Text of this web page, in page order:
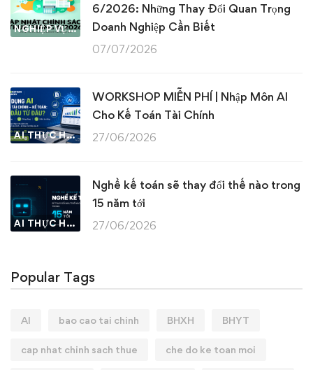
NGHIỆP VỤ KẾ TOÁN & THUẾ
6/2026: Những Thay Đổi Quan Trọng
Doanh Nghiệp Cần Biết
07/07/2026
AI THỰC HÀNH
WORKSHOP MIỄN PHÍ | Nhập Môn AI
Cho Kế Toán Tài Chính
27/06/2026
AI THỰC HÀNH
Nghề kế toán sẽ thay đổi thế nào trong
15 năm tới
27/06/2026
Popular Tags
AI bao cao tai chinh BHXH BHYT
cap nhat chinh sach thue che do ke toan moi